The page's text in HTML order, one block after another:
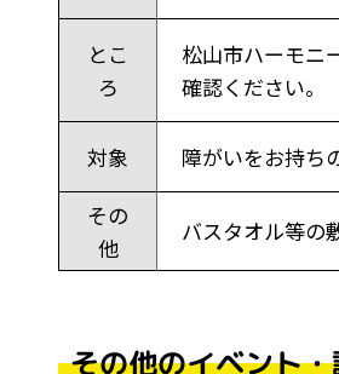
とこ
ろ
松山市ハーモニ
確認ください。
対象
障がいをお持ち
その
他
バスタオル等の
その他のイベント